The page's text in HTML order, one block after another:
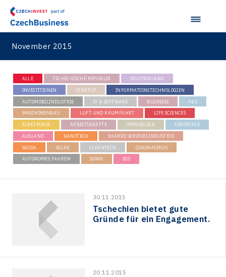
November 2015
ALLE TSCHECHISCHE REPUBLIK DEUTSCHLAND
INVESTITIONEN STARTUP INFORMATIONSTECHNOLOGIEN
AUTOMOBILINDUSTRIE IT & SOFTWARE BUSINESS F&E
MASCHINENBAU LUFT UND RAUMFAHRT LIFE SCIENCES
ELEKTRONIK ARBEITSKRÄFTE IMMOBILIEN AEROSPACE
AUSLAND NANOTECH SHARED SERVICES INDUSTRIE
SKODA SOLAR CLEANTECH CORONAVIRUS
AUTONOMES FAHREN BONN BSS
30.11.2015
Tschechien bietet gute
Gründe für ein Engagement.
20.11.2015